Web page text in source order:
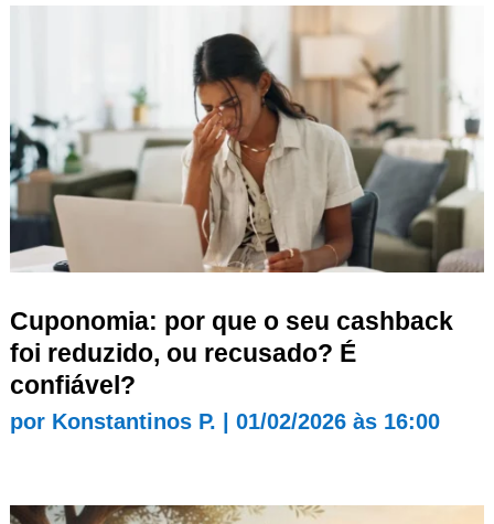
Cuponomia: por que o seu cashback
foi reduzido, ou recusado? É
confiável?
por Konstantinos P. 01/02/2026 às 16:00